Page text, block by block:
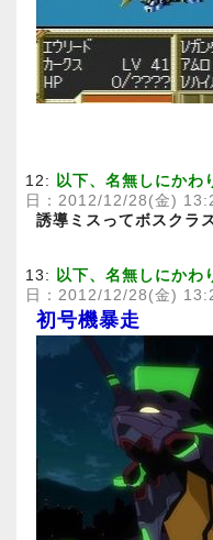
12: 以下、名無しにかわ
日：2012/12/28(金)
誘導ミスってボスクラ
13: 以下、名無しにかわ
日：2012/12/28(金)
初号機暴走